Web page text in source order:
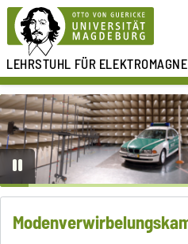
LEHRSTUHL FÜR